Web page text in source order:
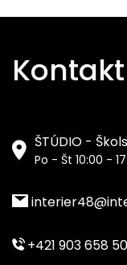
Kontakt
ŠTÚDIO -
Po - Št 10:00 -
+421 903 658